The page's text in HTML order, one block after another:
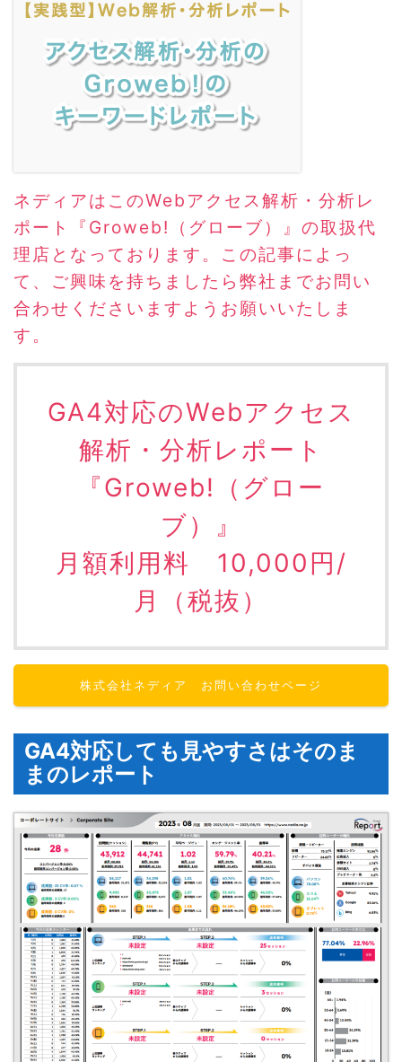
ネディアはこのWebアクセス解析・分析レ
ポート『Groweb!（グローブ）』の取扱代
理店となっております。この記事によっ
て、ご興味を持ちましたら弊社までお問い
合わせくださいますようお願いいたしま
す。
GA4対応のWebアクセス
解析・分析レポート
『Groweb!（グロー
ブ）』
月額利用料 10,000円/
月（税抜）
株式会社ネディア お問い合わせページ
GA4対応しても見やすさはそのま
まのレポート